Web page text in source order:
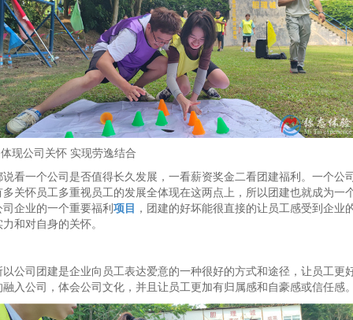
现公司关怀 实现劳逸结合
说看一个公司是否值得长久发展，一看薪资奖金二看团建福利。一个公
多关怀员工多重视员工的发展全体现在这两点上，所以团建也就成为一
司企业的一个重要福利 项目 ，团建的好坏能很直接的让员工感受到企业
力和对自身的关怀。
以公司团建是企业向员工表达爱意的一种很好的方式和途径，让员工更
融入公司，体会公司文化，并且让员工更加有归属感和自豪感或信任感